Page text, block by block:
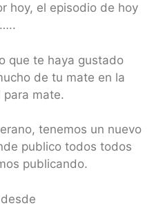
hoy, el episodio de hoy
que te haya gustado
de tu mate en la
para mate.
tenemos un nuevo
publico todos todos
publicando.